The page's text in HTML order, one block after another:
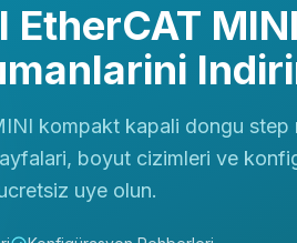
EtherCAT MINI
kompakt kapali dongu step
boyut cizimleri ve
uye olun.